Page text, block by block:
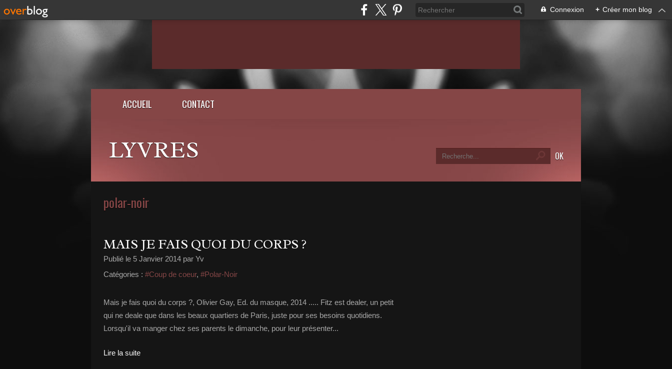
Connexion + Créer mon blog
ACCUEIL CONTACT
LYVRES
polar-noir
MAIS JE FAIS QUOI DU CORPS ?
Publié le 5 Janvier 2014 par Yv
Catégories : #Coup de coeur, #Polar-Noir
Mais je fais quoi du corps ?, Olivier Gay, Ed. du masque, 2014 ..... Fitz est dealer, un petit
qui ne deale que dans les beaux quartiers de Paris, juste pour ses besoins quotidiens.
Lorsqu'il va manger chez ses parents le dimanche, pour leur présenter...
Lire la suite